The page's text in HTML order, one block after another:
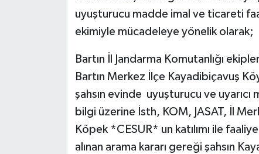
uyuşturucu madde imal ve ticareti
ekimiyle mücadeleye yönelik olarak;
Bartın İl Jandarma Komutanlığı
Bartın Merkez İlçe Kayadibiçavuş
şahsın evinde uyuşturucu ve uyarıcı
bilgi üzerine İsth, KOM, JASAT, İl
Köpek *CESUR* un katılımı ile
alınan arama kararı gereği şahsın